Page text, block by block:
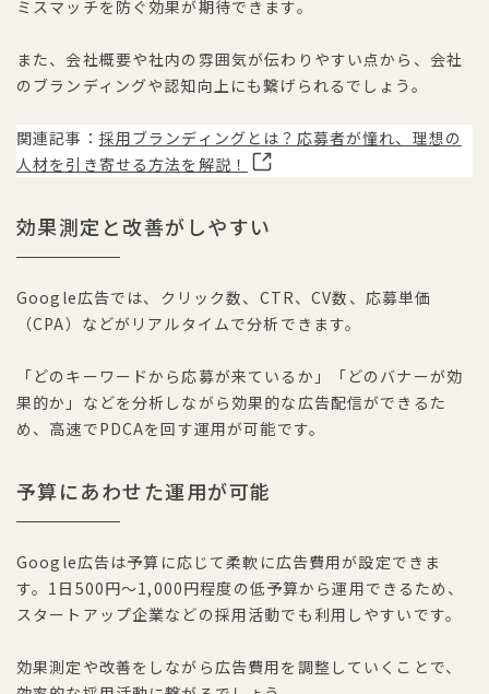
ミスマッチを防ぐ効果が期待できます。
また、会社概要や社内の雰囲気が伝わりやすい点から、会社
のブランディングや認知向上にも繋げられるでしょう。
関連記事： 採用ブランディングとは？応募者が憧れ、理想の
人材を引き寄せる方法を解説！
効果測定と改善がしやすい
Google広告では、クリック数、CTR、CV数、応募単価
（CPA）などがリアルタイムで分析できます。
「どのキーワードから応募が来ているか」「どのバナーが効
果的か」などを分析しながら効果的な広告配信ができるた
め、高速でPDCAを回す運用が可能です。
予算にあわせた運用が可能
Google広告は予算に応じて柔軟に広告費用が設定できま
す。1日500円〜1,000円程度の低予算から運用できるため、
スタートアップ企業などの採用活動でも利用しやすいです。
効果測定や改善をしながら広告費用を調整していくことで、